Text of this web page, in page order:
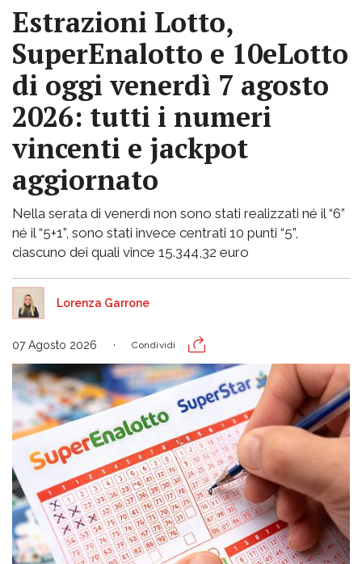
Estrazioni Lotto,
SuperEnalotto e 10eLotto
di oggi venerdì 7 agosto
2026: tutti i numeri
vincenti e jackpot
aggiornato
Nella serata di venerdì non sono stati realizzati né il “6”
né il “5+1”, sono stati invece centrati 10 punti “5”,
ciascuno dei quali vince 15.344,32 euro
Lorenza Garrone
07 Agosto 2026 Condividi